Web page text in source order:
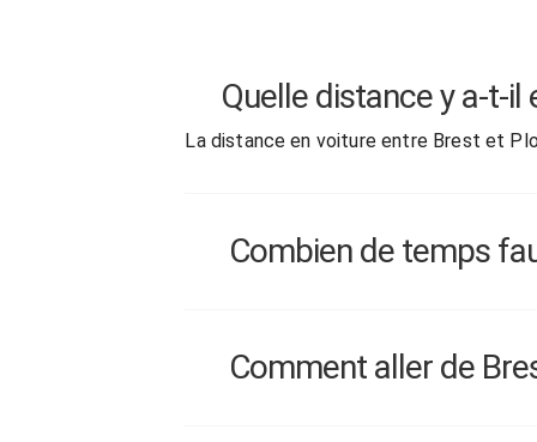
Quelle distance y a-t-
La distance en voiture entre Brest et
Combien de temps
Comment aller de